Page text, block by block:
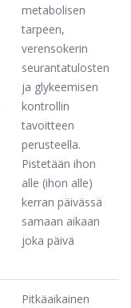
metabolisen
tarpeen,
verensokerin
seurantatulosten
ja glykeemisen
kontrollin
tavoitteen
perusteella.
Pistetään ihon
alle (ihon alle)
kerran päivässä
samaan aikaan
joka päivä
Pitkäaikainen